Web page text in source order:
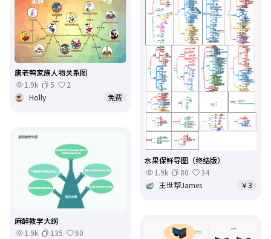
水果保鲜导图（终结版）
1.9k
80
34
王世帮James
￥3
唐老鸭家族人物关系图
1.9k
5
2
Holly
免费
麻醉教学大纲
1.9k
135
60